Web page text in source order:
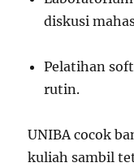
diskusi
Pelatihan
rutin.
UNIBA cocok
kuliah sambil